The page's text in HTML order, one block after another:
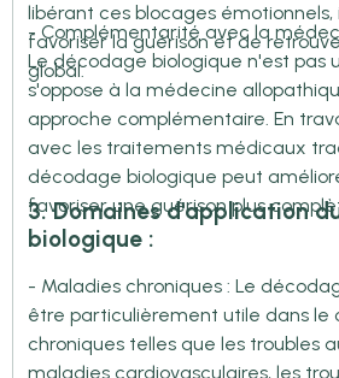
libérant ces blocages émotionnels,
favoriser la guérison et de
global.
- Complémentarité avec la
Le décodage biologique n'est pas
s'oppose à la médecine
approche complémentaire. En
avec les traitements médicaux
décodage biologique peut
favoriser une guérison plus
3. Domaines d'application
biologique :
- Maladies chroniques : Le
être particulièrement utile dans le
chroniques telles que les troubles
maladies cardiovasculaires, les